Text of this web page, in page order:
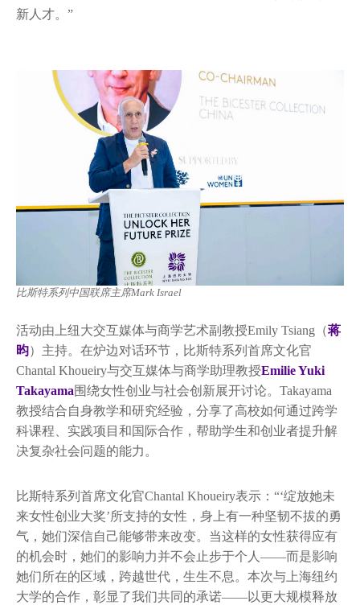
新人才。”
比斯特系列中国联席主席Mark Israel
活动由上纽大交互媒体与商学艺术副教授Emily Tsiang（蒋
昀 ）主持。在炉边对话环节，比斯特系列首席文化官
Chantal Khoueiry与交互媒体与商学助理教授Emilie Yuki
Takayama围绕女性创业与社会创新展开讨论。Takayama
教授结合自身教学和研究经验，分享了高校如何通过跨学
科课程、实践项目和国际合作，帮助学生和创业者提升解
决复杂社会问题的能力。
比斯特系列首席文化官Chantal Khoueiry表示：“‘绽放她未
来女性创业大奖’所支持的女性，身上有一种坚韧不拔的勇
气，她们深信自己能够带来改变。当这样的女性获得应有
的机会时，她们的影响力并不会止步于个人——而是影响
她们所在的区域，跨越世代，生生不息。本次与上海纽约
大学的合作，彰显了我们共同的承诺——以更大规模释放